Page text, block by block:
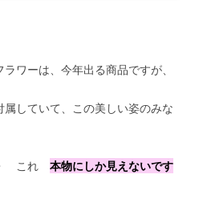
ワーは、今年出る商品ですが、
していて、この美しい姿のみな
これ 本物にしか見えないです